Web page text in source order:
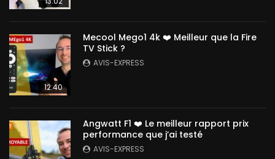
12:40
Mecool Mego1 4k ❤️ Meilleur que la Fire
TV Stick ?
AVIS-EXPRESS
Angwatt F1 ❤️ Le meilleur rapport prix
performance que j’ai testé
AVIS-EXPRESS